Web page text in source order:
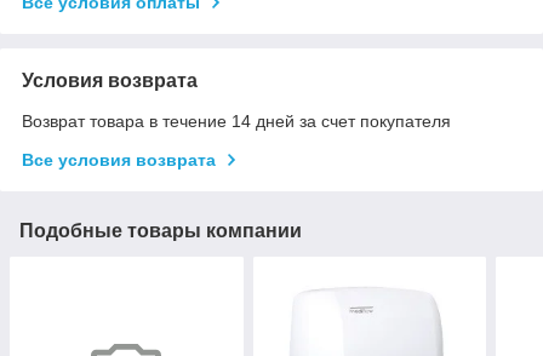
Условия возврата
Возврат товара в течение 14 дней за счет покупателя
Все условия возврата
Подобные товары компании